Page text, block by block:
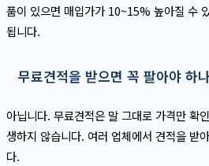
품이 있으면 매입가가 10~15% 높아질 수
됩니다.
무료견적을 받으면 꼭 팔아야 하
아닙니다. 무료견적은 말 그대로 가격만 확
생하지 않습니다. 여러 업체에서 견적을 받
다.